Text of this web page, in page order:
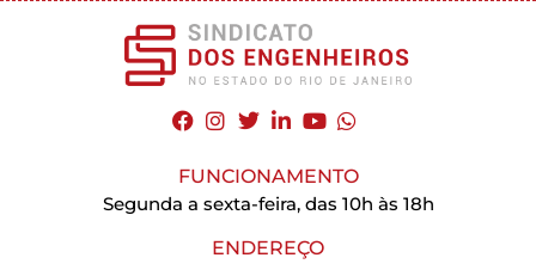
FUNCIONAMENTO
Segunda a sexta-feira, das 10h às 18h
ENDEREÇO